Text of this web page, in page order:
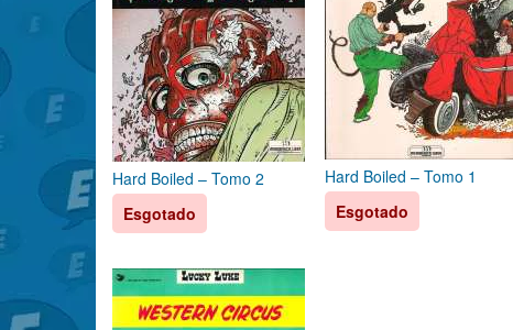
Hard Boiled – Tomo 2
Esgotado
Hard Boiled – Tomo 1
Esgotado